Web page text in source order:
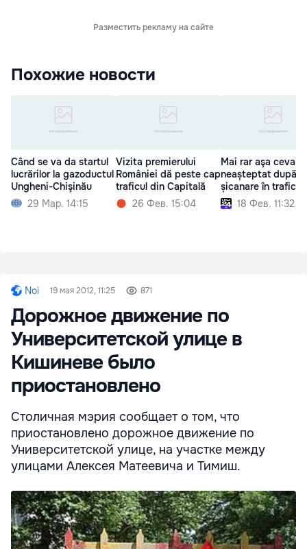
Разместить рекламу на сайте
Похожие новости
Când se va da startul
lucrărilor la gazoductul
Ungheni-Chişinău
29 Мар. 14:15
Vizita premierului
României dă peste cap
traficul din Capitală
26 Фев. 15:04
Mai rar aşa ceva:
neașteptat după o
șicanare în trafic
18 Фев. 11:32
Noi 19 мая 2012, 11:25 871
Дорожное движение по
Университетской улице в
Кишиневе было
приостановлено
Столичная мэрия сообщает о том, что
приостановлено дорожное движение по
Университетской улице, на участке между
улицами Алексея Матеевича и Тимиш.